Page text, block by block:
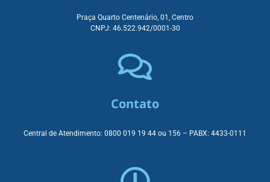
Praça Quarto Centenário, 01, Centro
CNPJ: 46.522.942/0001-30
Contato
Central de Atendimento: 0800 019 19 44 ou 156 – PABX: 4433-0111